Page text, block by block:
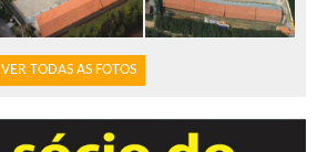
VER TODAS AS FOTOS